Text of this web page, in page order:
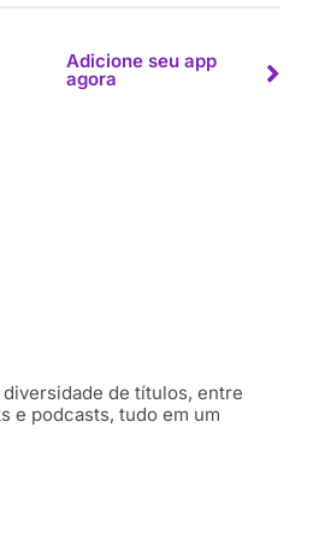
Adicione seu app
agora
diversidade de títulos, entre
e podcasts, tudo em um